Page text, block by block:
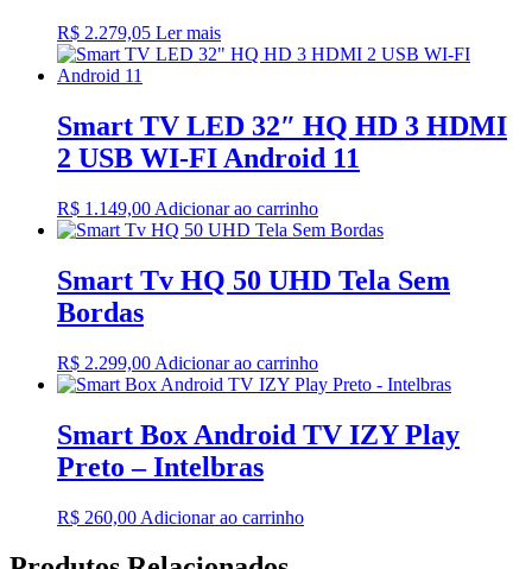
R$ 2.279,05 Ler mais
Smart TV LED 32″ HQ HD 3 HDMI
2 USB WI-FI Android 11
R$ 1.149,00 Adicionar ao carrinho
Smart Tv HQ 50 UHD Tela Sem
Bordas
R$ 2.299,00 Adicionar ao carrinho
Smart Box Android TV IZY Play
Preto – Intelbras
R$ 260,00 Adicionar ao carrinho